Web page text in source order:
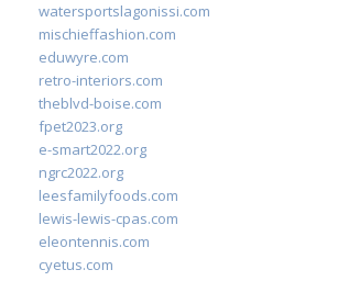
watersportslagonissi.com
mischieffashion.com
eduwyre.com
retro-interiors.com
theblvd-boise.com
fpet2023.org
e-smart2022.org
ngrc2022.org
leesfamilyfoods.com
lewis-lewis-cpas.com
eleontennis.com
cyetus.com